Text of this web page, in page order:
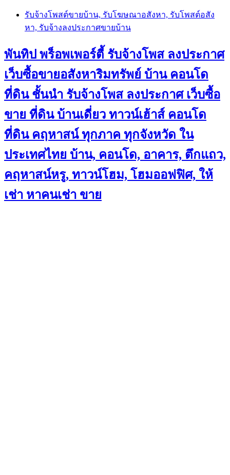
Skip
content
รับจ้างโพสต์ขายบ้าน, รับโฆษณาอสังหา, รับโพสต์อสัง
หา, รับจ้างลงประกาศขายบ้าน
พันทิป พร็อพเพอร์ตี้ รับจ้างโพส ลงประกาศ
เว็บซื้อขายอสังหาริมทรัพย์ บ้าน คอนโด
ที่ดิน ชั้นนำ รับจ้างโพส ลงประกาศ เว็บซื้อ
ขาย ที่ดิน บ้านเดี่ยว ทาวน์เฮ้าส์ คอนโด
ที่ดิน คฤหาสน์ ทุกภาค ทุกจังหวัด ใน
ประเทศไทย บ้าน, คอนโด, อาคาร, ตึกแถว,
คฤหาสน์หรู, ทาวน์โฮม, โฮมออฟฟิศ, ให้
เช่า หาคนเช่า ขาย